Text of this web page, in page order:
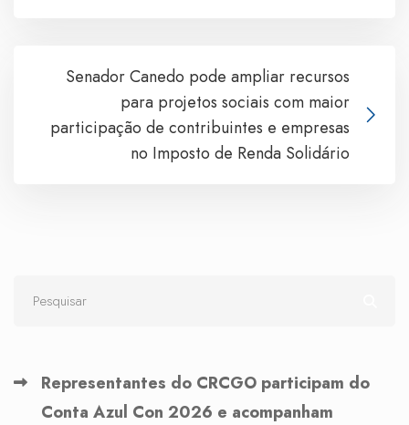
Senador Canedo pode ampliar recursos
para projetos sociais com maior
participação de contribuintes e empresas
no Imposto de Renda Solidário
Representantes do CRCGO participam do
Conta Azul Con 2026 e acompanham